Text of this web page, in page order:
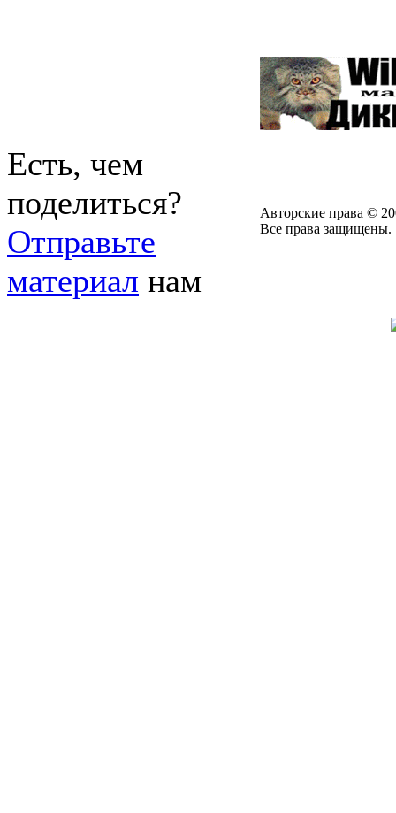
Есть, чем
поделиться?
Отправьте
материал нам
Авторские права ©
Все права защищены.